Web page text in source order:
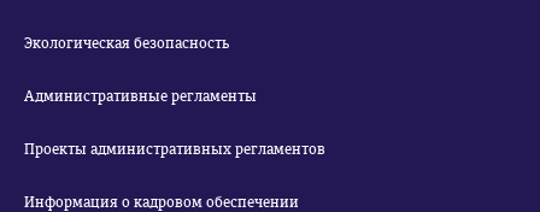
Экологическая безопасность
Административные регламенты
Проекты административных регламентов
Информация о кадровом обеспечении